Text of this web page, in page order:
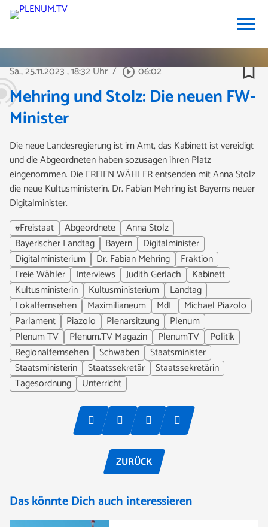
menu
Sa., 25.11.2023, 18:32 Uhr / play_circle_outline06:02 bookmark_border
Mehring und Stolz: Die neuen FW-
Minister
Die neue Landesregierung ist im Amt, das Kabinett ist vereidigt
und die Abgeordneten haben sozusagen ihren Platz
eingenommen. Die FREIEN WÄHLER entsenden mit Anna Stolz
die neue Kultusministerin. Dr. Fabian Mehring ist Bayerns neuer
Digitalminister.
#Freistaat
Abgeordnete
Anna Stolz
Bayerischer Landtag
Bayern
Digitalminister
Digitalministerium
Dr. Fabian Mehring
Fraktion
Freie Wähler
Interviews Judith Gerlach
Kabinett
Kultusministerin
Kultusministerium
Landtag
Lokalfernsehen
Maximilianeum MdL
Michael Piazolo
Parlament
Piazolo Plenarsitzung
Plenum
Plenum TV
Plenum.TV Magazin PlenumTV
Politik
Regionalfernsehen
Schwaben
Staatsminister
Staatsministerin
Staatssekretär
Staatssekretärin
Tagesordnung
Unterricht
ZURÜCK
Das könnte Dich auch interessieren